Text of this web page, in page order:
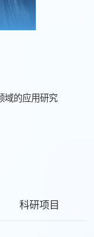
域的应用研究
科研项目